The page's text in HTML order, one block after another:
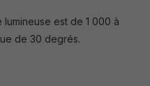
lumineuse est de 1 000 à
de 30 degrés.